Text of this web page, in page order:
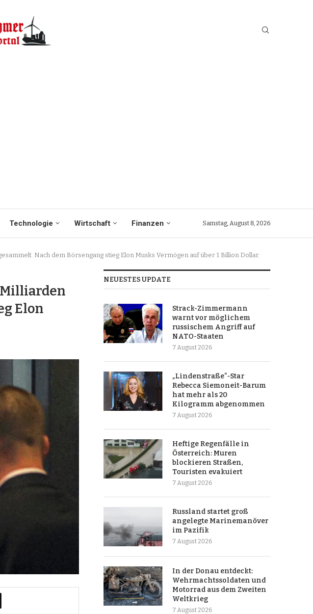
Technologie Wirtschaft Finanzen Samstag, August 8, 2026
Nach dem Börsengang stieg Elon Musks Vermögen auf über 1 Billion Dollar.
Milliarden
Elon
NEUESTES UPDATE
Strack-Zimmermann
warnt vor möglichem
russischem Angriff auf
NATO-Staaten
7 August 2026
„Lindenstraße“-Star
Rebecca Siemoneit-Barum
hat mehr als 20
Kilogramm abgenommen
7 August 2026
Heftige Regenfälle in
Österreich: Muren
blockieren Straßen,
Touristen evakuiert
7 August 2026
Russland startet groß
angelegte Marinemanöver
im Pazifik
7 August 2026
In der Donau entdeckt:
Wehrmachtssoldaten und
Motorrad aus dem Zweiten
Weltkrieg
7 August 2026